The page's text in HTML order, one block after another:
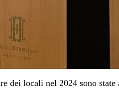
dei locali nel 2024 sono state